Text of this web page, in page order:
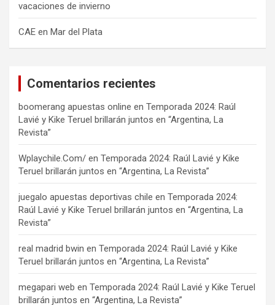
vacaciones de invierno
CAE en Mar del Plata
Comentarios recientes
boomerang apuestas online en Temporada 2024: Raúl
Lavié y Kike Teruel brillarán juntos en “Argentina, La
Revista”
Wplaychile.Com/ en Temporada 2024: Raúl Lavié y Kike
Teruel brillarán juntos en “Argentina, La Revista”
juegalo apuestas deportivas chile en Temporada 2024:
Raúl Lavié y Kike Teruel brillarán juntos en “Argentina, La
Revista”
real madrid bwin en Temporada 2024: Raúl Lavié y Kike
Teruel brillarán juntos en “Argentina, La Revista”
megapari web en Temporada 2024: Raúl Lavié y Kike Teruel
brillarán juntos en “Argentina, La Revista”